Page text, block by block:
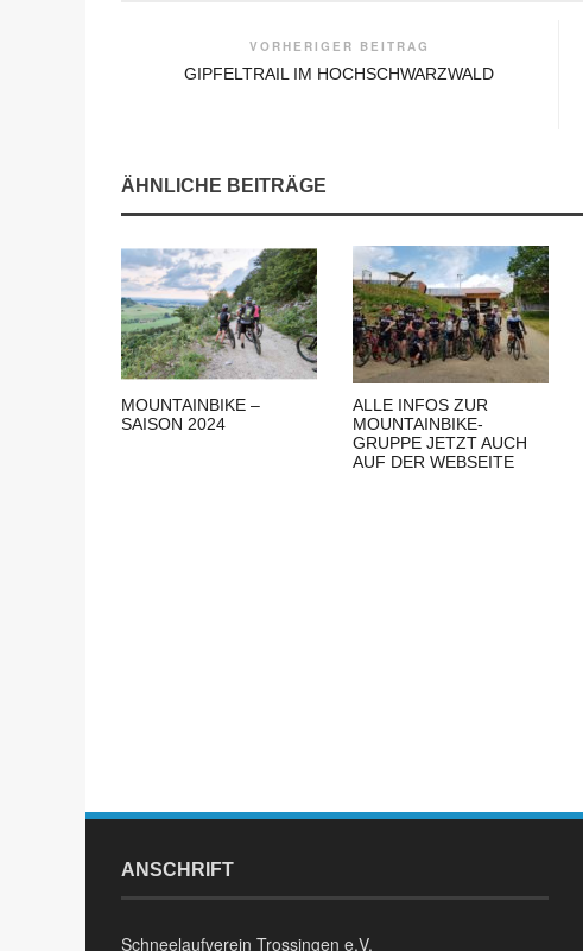
VORHERIGER BEITRAG
GIPFELTRAIL IM HOCHSCHWARZWALD
ÄHNLICHE BEITRÄGE
MOUNTAINBIKE –
SAISON 2024
ALLE INFOS ZUR
MOUNTAINBIKE-
GRUPPE JETZT AUCH
AUF DER WEBSEITE
ANSCHRIFT
Schneelaufverein Trossingen e.V.